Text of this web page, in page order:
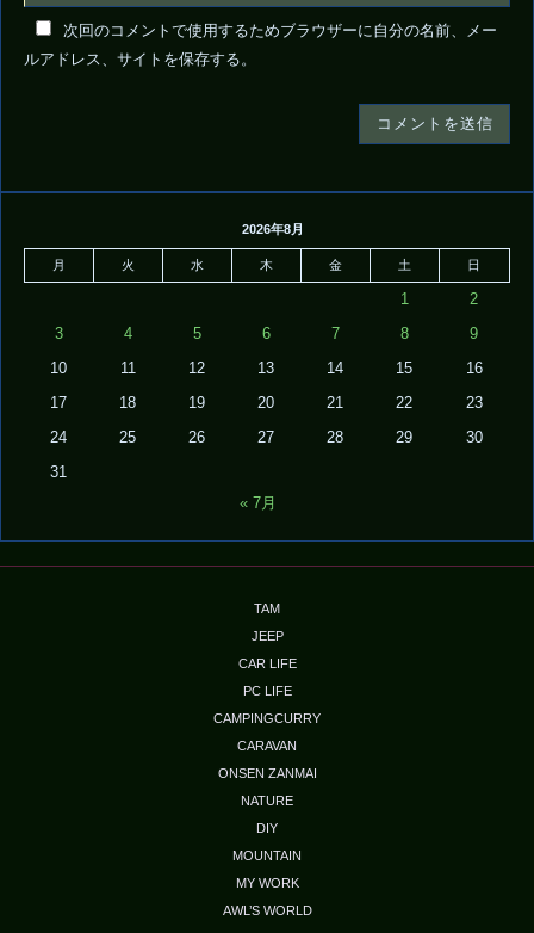
次回のコメントで使用するためブラウザーに自分の名前、メー
ルアドレス、サイトを保存する。
2026年8月
月 火 水 木 金 土 日
1 2
3 4 5 6 7 8 9
10 11 12 13 14 15 16
17 18 19 20 21 22 23
24 25 26 27 28 29 30
31
« 7月
TAM
JEEP
CAR LIFE
PC LIFE
CAMPINGCURRY
CARAVAN
ONSEN ZANMAI
NATURE
DIY
MOUNTAIN
MY WORK
AWL’S WORLD